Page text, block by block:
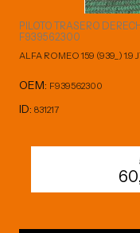
PILOTO TRASERO
F939562300
ALFA ROMEO 159 (939_) 1.9
OEM: F939562300
ID: 831217